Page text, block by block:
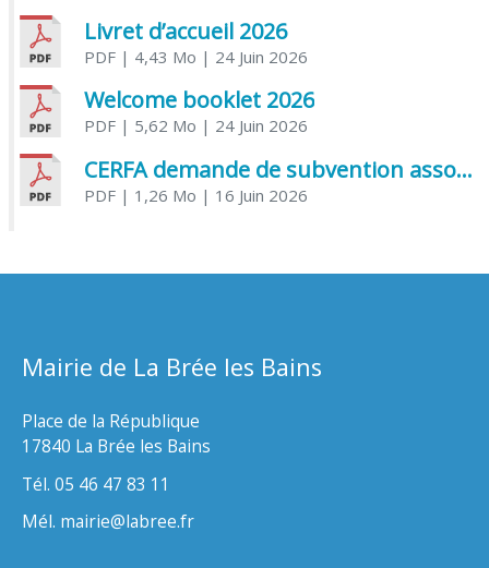
Livret d’accueil 2026
PDF| 4,43 Mo | 24 Juin 2026
Welcome booklet 2026
PDF| 5,62 Mo | 24 Juin 2026
CERFA demande de subvention association
PDF| 1,26 Mo | 16 Juin 2026
Mairie de La Brée les Bains
Place de la République
17840 La Brée les Bains
Tél. 05 46 47 83 11
Mél. mairie@labree.fr